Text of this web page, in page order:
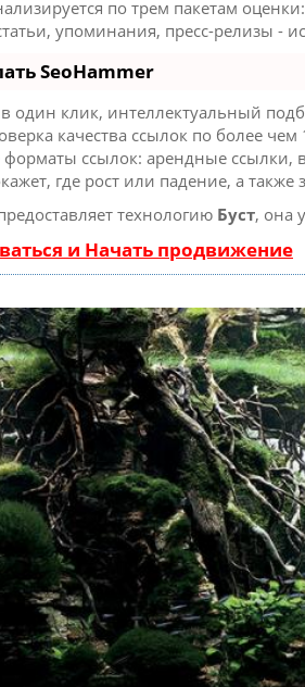
по трем пакетам
упоминания, пресс-релизы -
SeoHammer
клик, интеллектуальный
качества ссылок по более
ссылок: арендные ссылки,
где рост или падение, а
технологию Буст, она
и Начать продвижение